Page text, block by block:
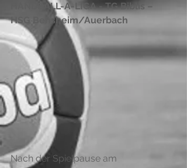
HANDBALL-A-LIGA - TG Biblis –
HSG Bensheim/Auerbach
Nach der Spielpause am